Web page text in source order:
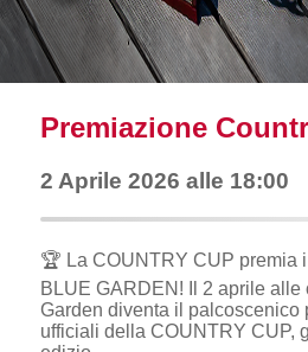
Premiazione
2 Aprile 2026 alle 18:00
🏆 La COUNTRY CUP premia
BLUE GARDEN! Il 2 aprile alle
Garden diventa il palcoscenico
ufficiali della COUNTRY CUP,